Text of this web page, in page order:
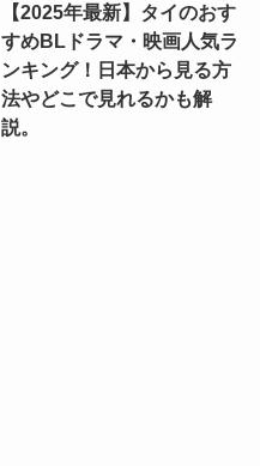
【2025年最新】タイのおす
すめBLドラマ・映画人気ラ
ンキング！日本から見る方
法やどこで見れるかも解
説。